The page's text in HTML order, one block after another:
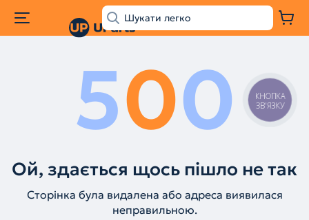
500
Ой, здається щось пішло не так
Сторінка була видалена або адреса виявилася
неправильною.
КНОПКА
ЗВ'ЯЗКУ